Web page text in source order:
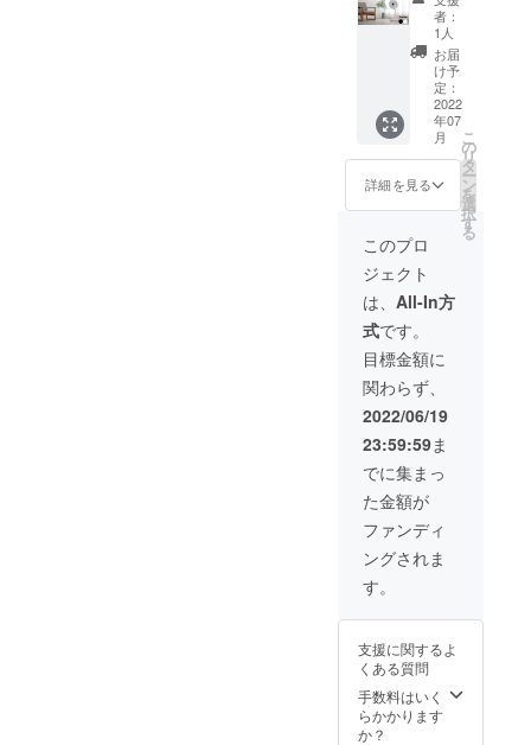
販売予
定価格
39,800
円の
60%OF
F］ 注
意事項
※色はホ
ワイト
とブ
ラック
の2色か
らお選
びいた
だけま
す。 ※
皆様の
応援購
入によ
り量産
効率が
向上し
た場
合、正
規販売
価格が
販売予
定価格
より下
がる可
ます。
ン・仕
様は変
更にな
る可能
性もご
者：
1人
お届
け予
定：
2022
年07
月
詳細を見る
こ
の
リ
タ
ー
ン
を
選
択
す
る
このプロ
ジェクト
は、 All-In方
式です。
目標金額に
関わらず、
2022/06/19
23:59:59ま
でに集まっ
た金額が
ファンディ
ングされま
す。
支援に関するよ
くある質問
手数料はいく
らかかります
か？